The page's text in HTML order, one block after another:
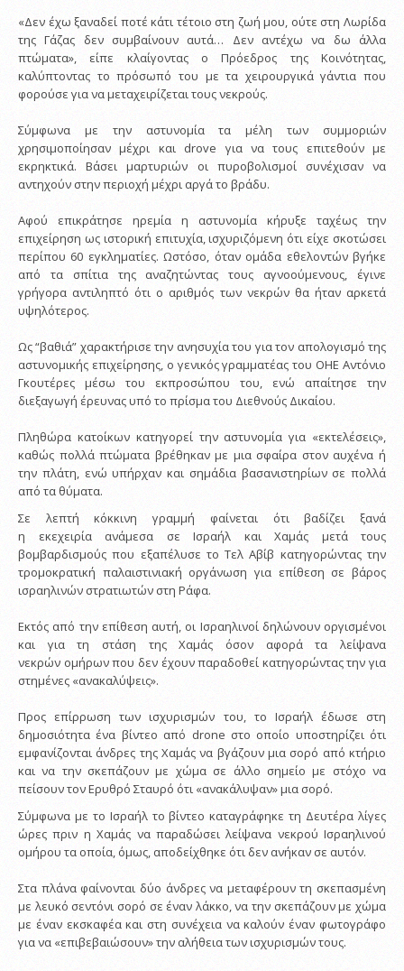
«Δεν έχω ξαναδεί ποτέ κάτι τέτοιο στη ζωή μου, ούτε στη Λωρίδα
της Γάζας δεν συμβαίνουν αυτά… Δεν αντέχω να δω άλλα
πτώματα», είπε κλαίγοντας ο Πρόεδρος της Κοινότητας,
καλύπτοντας το πρόσωπό του με τα χειρουργικά γάντια που
φορούσε για να μεταχειρίζεται τους νεκρούς.
Σύμφωνα με την αστυνομία τα μέλη των συμμοριών
χρησιμοποίησαν μέχρι και drove για να τους επιτεθούν με
εκρηκτικά. Βάσει μαρτυριών οι πυροβολισμοί συνέχισαν να
αντηχούν στην περιοχή μέχρι αργά το βράδυ.
Αφού επικράτησε ηρεμία η αστυνομία κήρυξε ταχέως την
επιχείρηση ως ιστορική επιτυχία, ισχυριζόμενη ότι είχε σκοτώσει
περίπου 60 εγκληματίες. Ωστόσο, όταν ομάδα εθελοντών βγήκε
από τα σπίτια της αναζητώντας τους αγνοούμενους, έγινε
γρήγορα αντιληπτό ότι ο αριθμός των νεκρών θα ήταν αρκετά
υψηλότερος.
Ως “βαθιά” χαρακτήρισε την ανησυχία του για τον απολογισμό της
αστυνομικής επιχείρησης, ο γενικός γραμματέας του ΟΗΕ Αντόνιο
Γκουτέρες μέσω του εκπροσώπου του, ενώ απαίτησε την
διεξαγωγή έρευνας υπό το πρίσμα του Διεθνούς Δικαίου.
Πληθώρα κατοίκων κατηγορεί την αστυνομία για «εκτελέσεις»,
καθώς πολλά πτώματα βρέθηκαν με μια σφαίρα στον αυχένα ή
την πλάτη, ενώ υπήρχαν και σημάδια βασανιστηρίων σε πολλά
από τα θύματα.
Σε λεπτή κόκκινη γραμμή φαίνεται ότι βαδίζει ξανά
η εκεχειρία ανάμεσα σε Ισραήλ και Χαμάς μετά τους
βομβαρδισμούς που εξαπέλυσε το Τελ Αβίβ κατηγορώντας την
τρομοκρατική παλαιστινιακή οργάνωση για επίθεση σε βάρος
ισραηλινών στρατιωτών στη Ράφα.
Εκτός από την επίθεση αυτή, οι Ισραηλινοί δηλώνουν οργισμένοι
και για τη στάση της Χαμάς όσον αφορά τα λείψανα
νεκρών ομήρων που δεν έχουν παραδοθεί κατηγορώντας την για
στημένες «ανακαλύψεις».
Προς επίρρωση των ισχυρισμών του, το Ισραήλ έδωσε στη
δημοσιότητα ένα βίντεο από drone στο οποίο υποστηρίζει ότι
εμφανίζονται άνδρες της Χαμάς να βγάζουν μια σορό από κτήριο
και να την σκεπάζουν με χώμα σε άλλο σημείο με στόχο να
πείσουν τον Ερυθρό Σταυρό ότι «ανακάλυψαν» μια σορό.
Σύμφωνα με το Ισραήλ το βίντεο καταγράφηκε τη Δευτέρα λίγες
ώρες πριν η Χαμάς να παραδώσει λείψανα νεκρού Ισραηλινού
ομήρου τα οποία, όμως, αποδείχθηκε ότι δεν ανήκαν σε αυτόν.
Στα πλάνα φαίνονται δύο άνδρες να μεταφέρουν τη σκεπασμένη
με λευκό σεντόνι σορό σε έναν λάκκο, να την σκεπάζουν με χώμα
με έναν εκσκαφέα και στη συνέχεια να καλούν έναν φωτογράφο
για να «επιβεβαιώσουν» την αλήθεια των ισχυρισμών τους.